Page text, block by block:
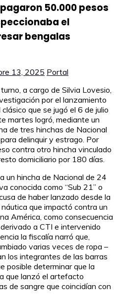
50.000 pesos
el
bengalas
13, 2025 Portal
a cargo de Silvia Lovesio,
por el lanzamiento
que se jugó el 6 de julio
martes logró, mediante un
de tres hinchas de Nacional
delinquir y estrago. Por
contra otro hincha vinculado
domiciliario por 180 días.
un hincha de Nacional de 24
conocida como “Sub 21” o
de haber lanzado desde la
que impactó contra un
América, como consecuencia
a CTI e intervenido
la fiscalía narró que,
varias veces de ropa –
los integrantes de las barras
posible determinar que la
que lanzó el artefacto
de sangre que coincidían con